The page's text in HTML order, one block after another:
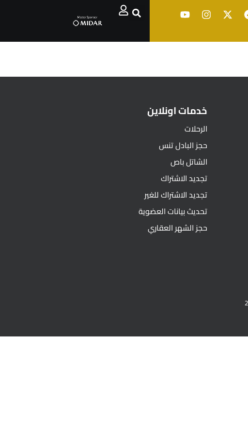
خدمات اونلاين
الرحلات
حجز البادل تنس
الشاتل باص
تجديد الاشتراك
تجديد الاشتراك للغير
تحديث بيانات العضوية
حجز الشهر العقاري